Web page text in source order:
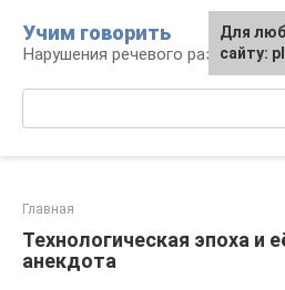
контенту
Учим говорить
Нарушения речевого развития
Главная
Технологическая эпоха и
анекдота
Для
сайту: